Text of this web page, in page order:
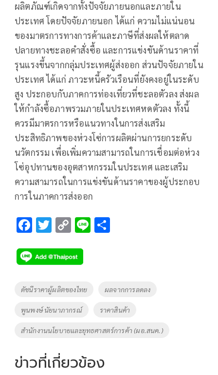
ผลิตภัณฑ์เกิดจากทั้งปัจจัยภายนอกและภายใน
ประเทศ โดยปัจจัยภายนอก ได้แก่ ความไม่แน่นอน
ของมาตรการทางการค้าและภาษีที่ส่งผลให้ตลาด
ปลายทางชะลอคำสั่งซื้อ และการแข่งขันด้านราคาที่
รุนแรงขึ้นจากกลุ่มประเทศผู้ส่งออก ส่วนปัจจัยภายใน
ประเทศ ได้แก่ ภาวะหนี้ครัวเรือนที่ยังคงอยู่ในระดับ
สูง ประกอบกับภาคการท่องเที่ยวที่ชะลอตัวลง ส่งผล
ให้กำลังซื้อภาพรวมภายในประเทศหดตัวลง ทั้งนี้
ควรมีมาตรการหรือแนวทางในการส่งเสริม
ประสิทธิภาพของห่วงโซ่การผลิตผ่านการยกระดับ
นวัตกรรม เพื่อเพิ่มความสามารถในการเชื่อมต่อห่วง
โซ่อุปทานของอุตสาหกรรมในประเทศ และเสริม
ความสามารถในการแข่งขันด้านราคาของผู้ประกอบ
การในภาคการส่งออก
F
e
b
o
k
T
tt
er
C
p
y
Li
k
Li
Tags
ดัชนีราคาผู้ผลิตของไทย ผลจากการลดลง
พูนพงษ์ นัยนาภากรณ์ ราคาสินค้า
สำนักงานนโยบายและยุทธศาสตร์การค้า (ผอ.สนค.)
ข่าวที่เกี่ยวข้อง